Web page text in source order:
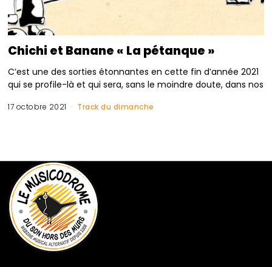
Chichi et Banane « La pétanque »
C’est une des sorties étonnantes en cette fin d’année 2021
qui se profile-là et qui sera, sans le moindre doute, dans nos
17 octobre 2021 Track du dimanche